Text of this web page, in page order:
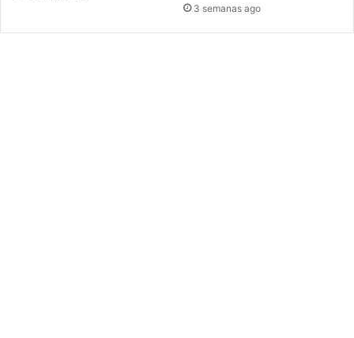
3 semanas ago